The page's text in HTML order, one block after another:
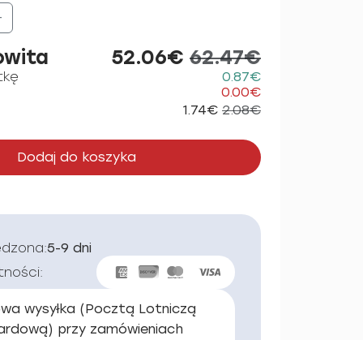
52.06€ 62.47€
0.87€
0.00€
1.74€ 2.08€
Dodaj do koszyka
5-9 dni
wysyłka (Pocztą Lotniczą
przy zamówieniach